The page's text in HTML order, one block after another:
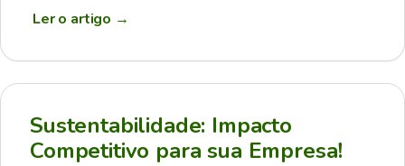
Ler o artigo →
Sustentabilidade: Impacto
Competitivo para sua Empresa!